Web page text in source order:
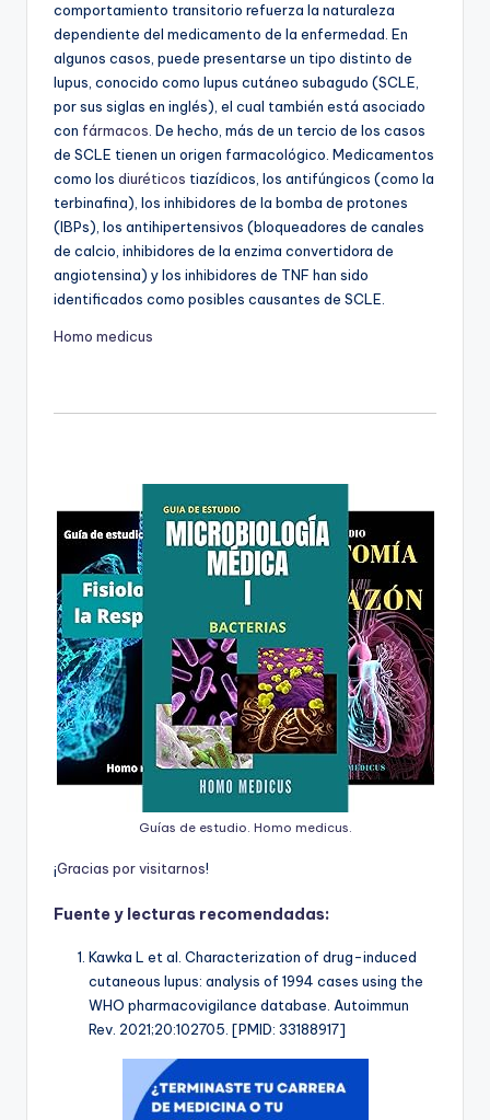
comportamiento transitorio refuerza la naturaleza
dependiente del medicamento de la enfermedad. En
algunos casos, puede presentarse un tipo distinto de
lupus, conocido como lupus cutáneo subagudo (SCLE,
por sus siglas en inglés), el cual también está asociado
con fármacos . De hecho, más de un tercio de los casos
de SCLE tienen un origen farmacológico. Medicamentos
como los diuréticos tiazídicos, los antifúngicos (como la
terbinafina), los inhibidores de la bomba de protones
(IBPs), los antihipertensivos (bloqueadores de canales
de calcio, inhibidores de la enzima convertidora de
angiotensina) y los inhibidores de TNF han sido
identificados como posibles causantes de SCLE.
Homo medicus
Guías de estudio. Homo medicus.
¡Gracias porvisitarnos!
Fuente y lecturas recomendadas:
Kawka L et al. Characterization of drug-induced
cutaneous lupus: analysis of 1994 cases using the
WHO pharmacovigilance database. Autoimmun
Rev. 2021;20:102705. [PMID: 33188917]